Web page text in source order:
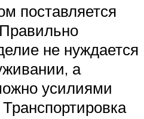
поставляется
не нуждается
а
усилиями